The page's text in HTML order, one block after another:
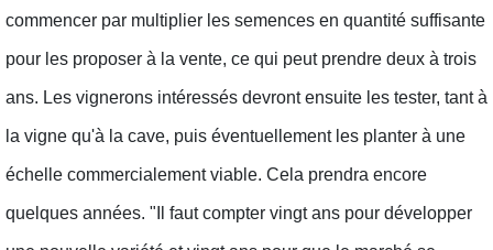
commencer par multiplier les semences en quantité suffisante
pour les proposer à la vente, ce qui peut prendre deux à trois
ans. Les vignerons intéressés devront ensuite les tester, tant à
la vigne qu'à la cave, puis éventuellement les planter à une
échelle commercialement viable. Cela prendra encore
quelques années. "Il faut compter vingt ans pour développer